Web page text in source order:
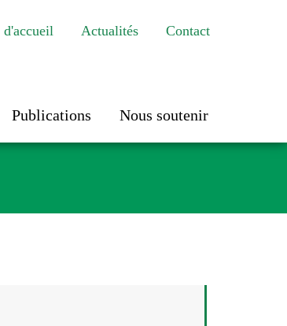
d'accueil Actualités Contact
Publications Nous soutenir